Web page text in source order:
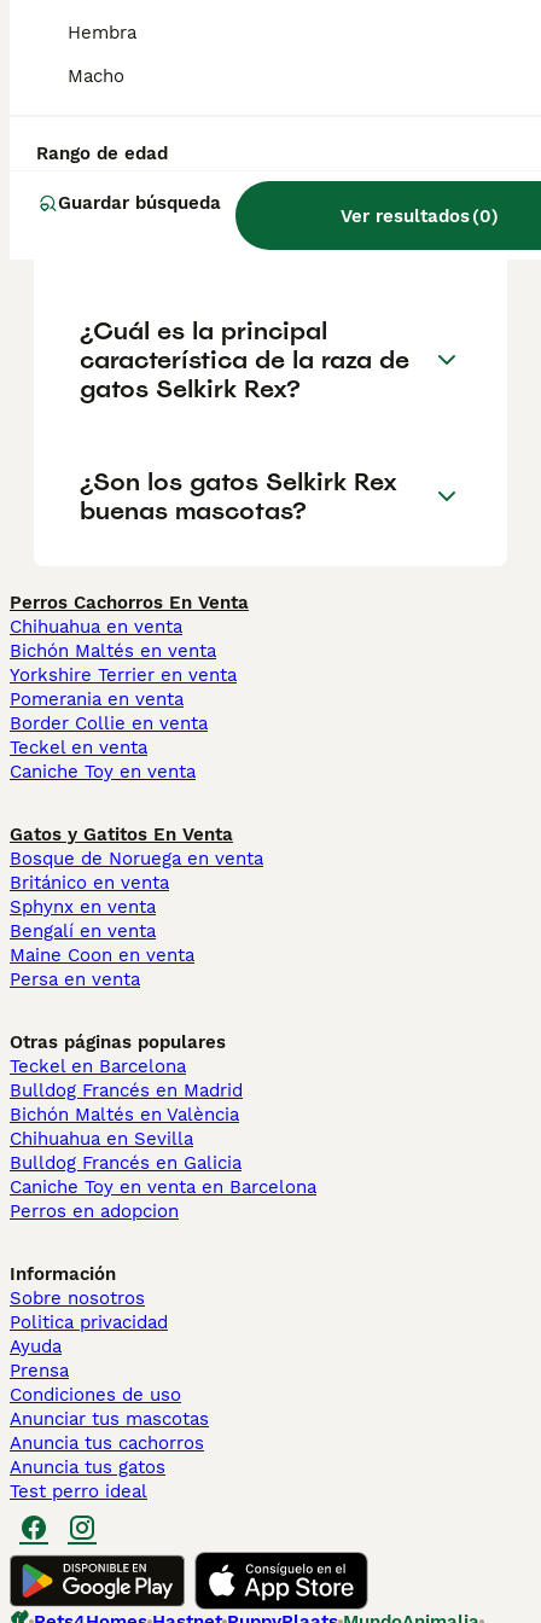
Hembra
Macho
Rango de edad
Guardar búsqueda
Ver resultados(0)
criadores responsables que garanticen la
Informarse bien y comparar opciones antes
¿Cuánto cuesta un gato
¿Cuál es la principal
característica de la raza de
gatos Selkirk Rex?
¿Son los gatos Selkirk Rex
buenas mascotas?
Perros Cachorros En Venta
Chihuahua en venta
Bichón Maltés en venta
Yorkshire Terrier en venta
Pomerania en venta
Border Collie en venta
Teckel en venta
Caniche Toy en venta
Gatos y Gatitos En Venta
Bosque de Noruega en venta
Británico en venta
Sphynx en venta
Bengalí en venta
Maine Coon en venta
Persa en venta
Otras páginas populares
Teckel en Barcelona
Bulldog Francés en Madrid
Bichón Maltés en València
Chihuahua en Sevilla
Bulldog Francés en Galicia
Caniche Toy en venta en Barcelona
Perros en adopcion
Información
Sobre nosotros
Politica privacidad
Ayuda
Prensa
Condiciones de uso
Anunciar tus mascotas
Anuncia tus cachorros
Anuncia tus gatos
Test perro ideal